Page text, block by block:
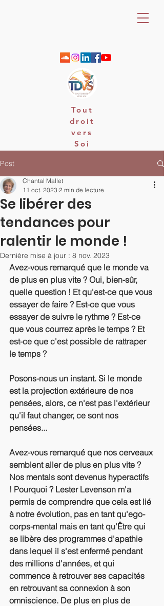
Tout
droit
vers
Soi
Post
Se libérer des
tendances pour
ralentir le monde !
Chantal Mallet
11 oct. 2023 2 min de lecture
Dernière mise à jour : 8 nov. 2023
Avez-vous remarqué que le monde va
de plus en plus vite ? Oui, bien-sûr,
quelle question ! Et qu'est-ce que vous
essayer de faire ? Est-ce que vous
essayer de suivre le rythme ? Est-ce
que vous courrez après le temps ? Et
est-ce que c'est possible de rattraper
le temps ?
Posons-nous un instant. Si le monde
est la projection extérieure de nos
pensées, alors, ce n'est pas l'extérieur
qu'il faut changer, ce sont nos
pensées...
Avez-vous remarqué que nos cerveaux
semblent aller de plus en plus vite ?
Nos mentals sont devenus hyperactifs
! Pourquoi ? Lester Levenson m'a
permis de comprendre que cela est lié
à notre évolution, pas en tant qu'ego-
corps-mental mais en tant qu'Être qui
se libère des programmes d'apathie
dans lequel il s'est enfermé pendant
des millions d'années, et qui
commence à retrouver ses capacités
en retrouvant sa connexion à son
omniscience. De plus en plus de